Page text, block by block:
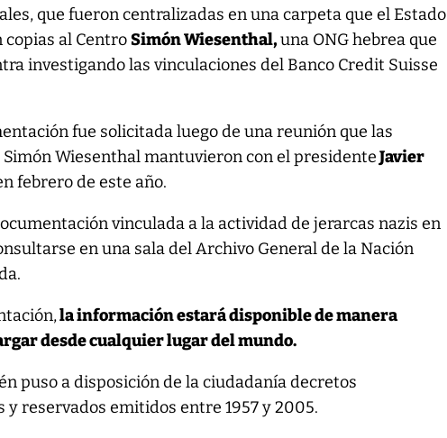
que fueron centralizadas en una carpeta que el Estado
copias al CentroSimón Wiesenthal,una ONG hebrea que
investigando las vinculaciones del Banco Credit Suisse
fue solicitada luego de una reunión que las
Wiesenthal mantuvieron con el presidenteJavier
febrero de este año.
vinculada a la actividad de jerarcas nazis en
en una sala del Archivo General de la Nación
la información estará disponible de manera
desde cualquier lugar del mundo.
puso a disposición de la ciudadanía decretos
reservados emitidos entre 1957 y 2005.